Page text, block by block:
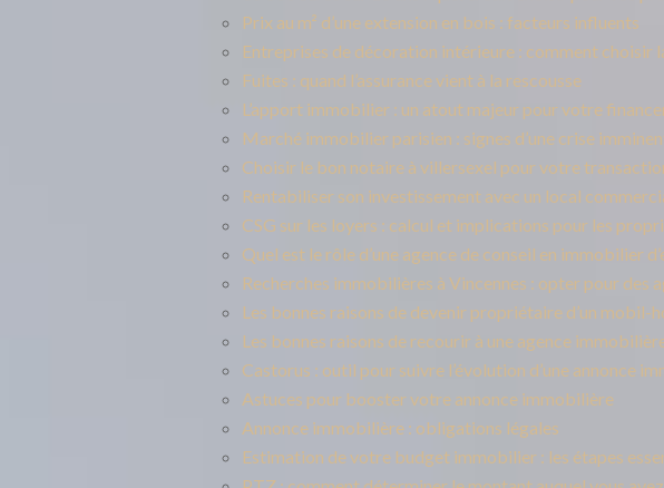
Prix au m² d’une extension en bois : facteurs influents
Entreprises de décoration intérieure : comment choisir
Fuites : quand l’assurance vient à la rescousse
L’apport immobilier : un atout majeur pour votre
Marché immobilier parisien : signes d’une crise
Choisir le bon notaire à villersexel pour votre
Rentabiliser son investissement avec un local
CSG sur les loyers : calcul et implications pour les
Quel est le rôle d’une agence de conseil en immobilier
Recherches immobilières à Vincennes : opter pour
Les bonnes raisons de devenir propriétaire d’un mobil-
Les bonnes raisons de recourir à une agence
Castorus : outil pour suivre l’évolution d’une annonce
Astuces pour booster votre annonce immobilière
Annonce immobilière : obligations légales
Estimation de votre budget immobilier : les étapes